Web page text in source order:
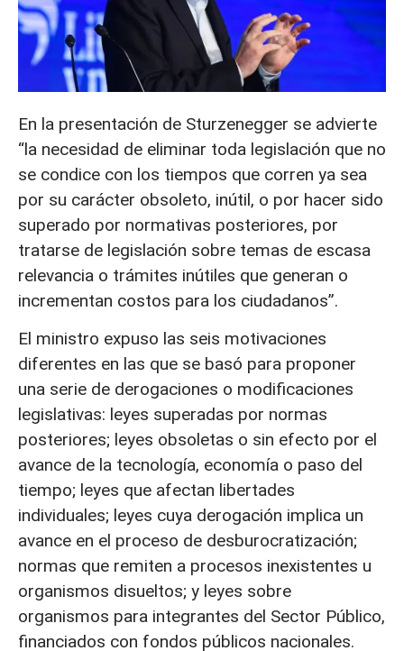
En la presentación de Sturzenegger se advierte
“la necesidad de eliminar toda legislación que no
se condice con los tiempos que corren ya sea
por su carácter obsoleto, inútil, o por hacer sido
superado por normativas posteriores, por
tratarse de legislación sobre temas de escasa
relevancia o trámites inútiles que generan o
incrementan costos para los ciudadanos”.
El ministro expuso las seis motivaciones
diferentes en las que se basó para proponer
una serie de derogaciones o modificaciones
legislativas: leyes superadas por normas
posteriores; leyes obsoletas o sin efecto por el
avance de la tecnología, economía o paso del
tiempo; leyes que afectan libertades
individuales; leyes cuya derogación implica un
avance en el proceso de desburocratización;
normas que remiten a procesos inexistentes u
organismos disueltos; y leyes sobre
organismos para integrantes del Sector Público,
financiados con fondos públicos nacionales.